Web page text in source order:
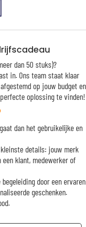
dan 50 stuks)?
in. Ons team staat klaar
op jouw budget en
oplossing te vinden!
dan het gebruikelijke en
details: jouw merk
klant, medewerker of
door een ervaren
geschenken.